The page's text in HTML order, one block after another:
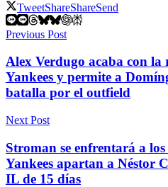
TweetShareShareSend
Previous Post
Alex Verdugo acaba con la
Yankees y permite a
batalla por el outfield
Next Post
Stroman se enfrentará a
Yankees apartan a Néstor
IL de 15 días